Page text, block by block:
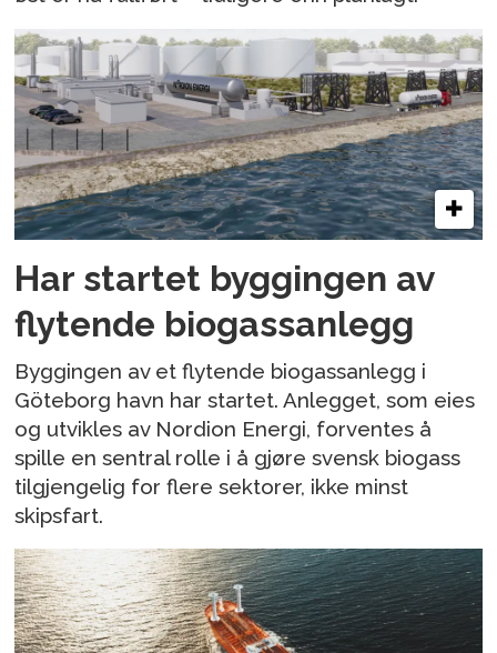
Har startet byggingen av
flytende biogassanlegg
Byggingen av et flytende biogassanlegg i
Göteborg havn har startet. Anlegget, som eies
og utvikles av Nordion Energi, forventes å
spille en sentral rolle i å gjøre svensk biogass
tilgjengelig for flere sektorer, ikke minst
skipsfart.